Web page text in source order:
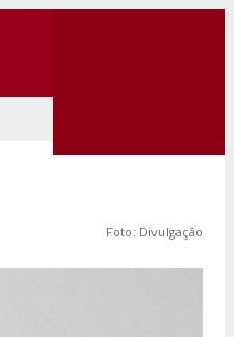
Foto: Divulgação